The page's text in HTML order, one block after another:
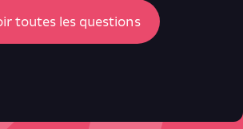
toutes les questions